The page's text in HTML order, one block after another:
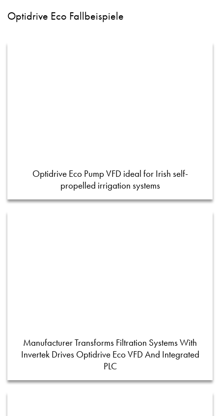
Optidrive Eco Fallbeispiele
Optidrive Eco Pump VFD ideal for Irish self-
propelled irrigation systems
Manufacturer Transforms Filtration Systems With
Invertek Drives Optidrive Eco VFD And Integrated
PLC